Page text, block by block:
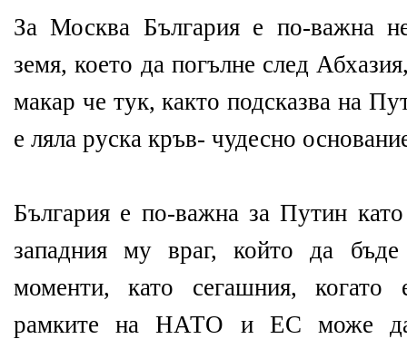
За Москва България е по-важна
земя, което да погълне след
макар че тук, както подсказва на
е ляла руска кръв- чудесно
България е по-важна за Путин
западния му враг, който да
моменти, като сегашния,
рамките на НАТО и ЕС може да